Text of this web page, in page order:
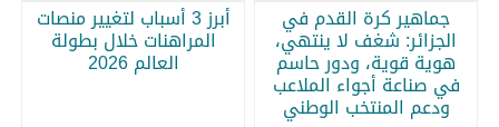
جماهير كرة القدم في
الجزائر: شغف لا ينتهي،
هوية قوية، ودور حاسم
في صناعة أجواء الملاعب
ودعم المنتخب الوطني
أبرز 3 أسباب لتغيير منصات
المراهنات خلال بطولة
العالم 2026